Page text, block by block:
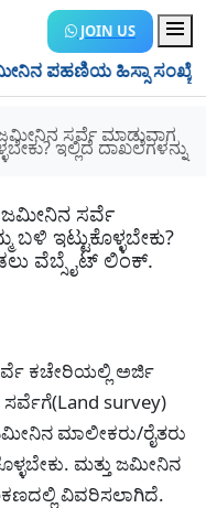
JOIN US
ಹಿಸ್ಸಾ ಸಂಖ್ಯೆ
ಸರ್ವೆ ಮಾಡುವಾಗ
ಇಲ್ಲಿದೆ ದಾಖಲೆಗಳನ್ನು
ಜಮೀನಿನ ಸರ್ವೆ
ಇಟ್ಟುಕೊಳ್ಳಬೇಕು?
ವೆಬ್ಸೈಟ್ ಲಿಂಕ್.
ಕಚೇರಿಯಲ್ಲಿ ಅರ್ಜಿ
survey)
ಮಾಲೀಕರು/ರೈತರು
ಮತ್ತು ಜಮೀನಿನ
ವಿವರಿಸಲಾಗಿದೆ.